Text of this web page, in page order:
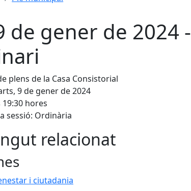
de gener de 2024 -
plens de la Casa Consistorial
9 de gener de 2024
19:30 hores
sessió: Ordinària
relacionat
i ciutadania